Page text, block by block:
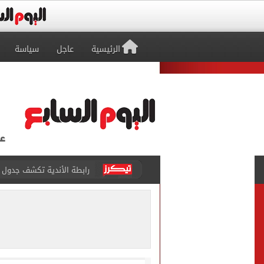
الرئيسية عاجل سياسة
الأهلي يخوض أول مران
وزير الاستثمار والتجارة
هانز فليك يكافئ حمزة